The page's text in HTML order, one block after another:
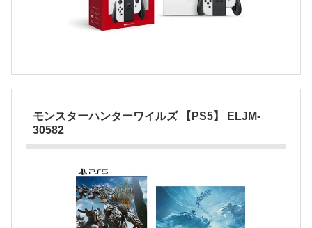
モンスターハンターワイルズ 【PS5】 ELJM-
30582